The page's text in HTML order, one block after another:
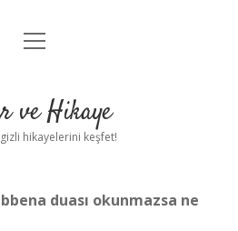
Anasayfa
Yasal Uyarı
menüyü
ve Hikaye
hikayelerini keşfet!
duası okunmazsa ne